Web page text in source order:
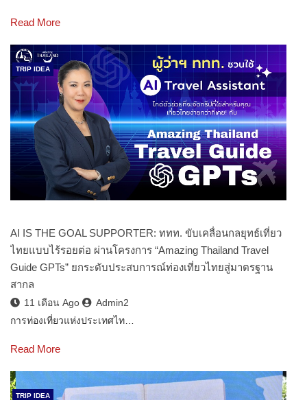
Read More
TRIP IDEA
AI IS THE GOAL SUPPORTER: ททท. ขับเคลื่อนกลยุทธ์เที่ยว
ไทยแบบไร้รอยต่อ ผ่านโครงการ “Amazing Thailand Travel
Guide GPTs” ยกระดับประสบการณ์ท่องเที่ยวไทยสู่มาตรฐาน
สากล
11 เดือน Ago
Admin2
การท่องเที่ยวแห่งประเทศไท…
Read More
TRIP IDEA